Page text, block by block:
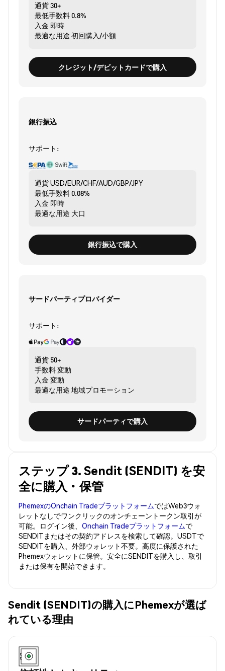
通貨30+
最低手数料0.8%
入金 即時
最適な用途 初回購入/小額
クレジット/デビットカードで購入
銀行振込
サポート:
通貨USD/EUR/CHF/AUD/GBP/JPY
最低手数料0.08%
入金 即時
最適な用途 大口
銀行振込で購入
サードパーティプロバイダー
サポート:
通貨 50+
手数料変動
入金 変動
最適な用途 地域プロモーション
サードパーティで購入
ステップ 3. Sendit (SENDIT) を安
全に購入・保管
PhemexのOnchain TradeプラットフォームではWeb3ウォ
レットなしでワンクリックのオンチェーントークン取引が
可能。ログイン後、 Onchain Tradeプラットフォームで
SENDITまたはその契約アドレスを検索して確認。USDTで
SENDITを購入、外部ウォレット不要。高度に保護された
Phemexウォレットに保管。安全にSENDITを購入し、取引
または保有を開始できます。
Sendit (SENDIT)の購入にPhemexが選ば
れている理由